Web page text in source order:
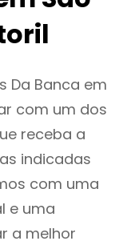
Da Banca em
com um dos
receba a
indicadas
com uma
e uma
a melhor